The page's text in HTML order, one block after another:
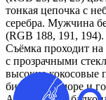
тонкая цепочка с
серебра. Мужчина
(RGB 188, 191,
Съёмка проходит на
с прозрачными
высокие кокосовые
бирюзовое море и